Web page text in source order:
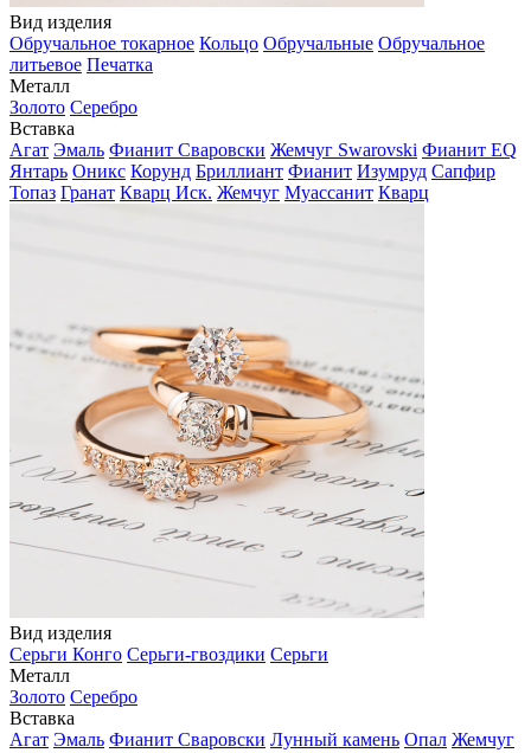
Вид изделия
Обручальное токарное Кольцо Обручальные Обручальное
литьевое Печатка
Металл
Золото Серебро
Вставка
Агат Эмаль Фианит Сваровски Жемчуг Swarovski Фианит EQ
Янтарь Оникс Корунд Бриллиант Фианит Изумруд Сапфир
Топаз Гранат Кварц Иск. Жемчуг Муассанит Кварц
Вид изделия
Серьги Конго Серьги-гвоздики Серьги
Металл
Золото Серебро
Вставка
Агат Эмаль Фианит Сваровски Лунный камень Опал Жемчуг